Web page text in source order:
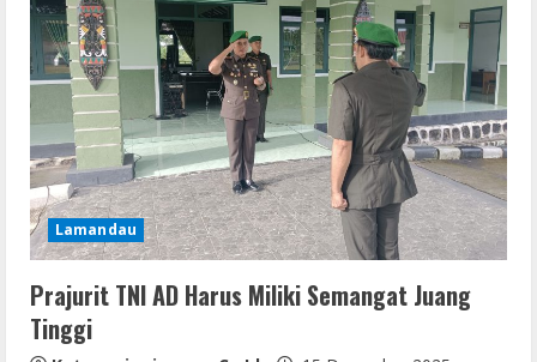
e
a
d
i
n
g
Lamandau
Prajurit TNI AD Harus Miliki Semangat Juang
Tinggi